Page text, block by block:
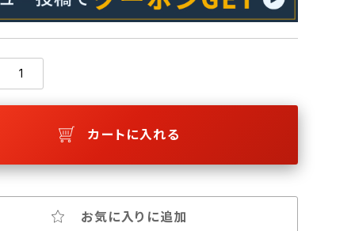
カートに入れる
お気に入りに追加